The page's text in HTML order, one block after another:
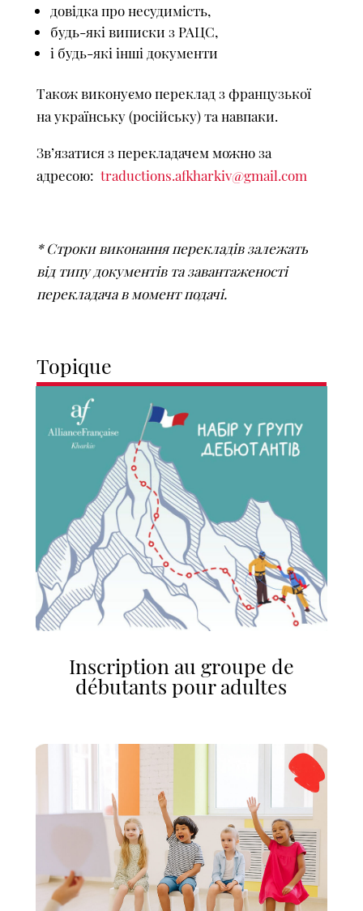
довідка про несудимість,
будь-які виписки з РАЦС,
і будь-які інші документи
Також виконуємо переклад з французької
на українську (російську) та навпаки.
Зв’язатися з перекладачем можно за
адресою: traductions.afkharkiv@gmail.com
* Строки виконання перекладів залежать
від типу документів та завантаженості
перекладача в момент подачі.
Topique
Inscription au groupe de
débutants pour adultes